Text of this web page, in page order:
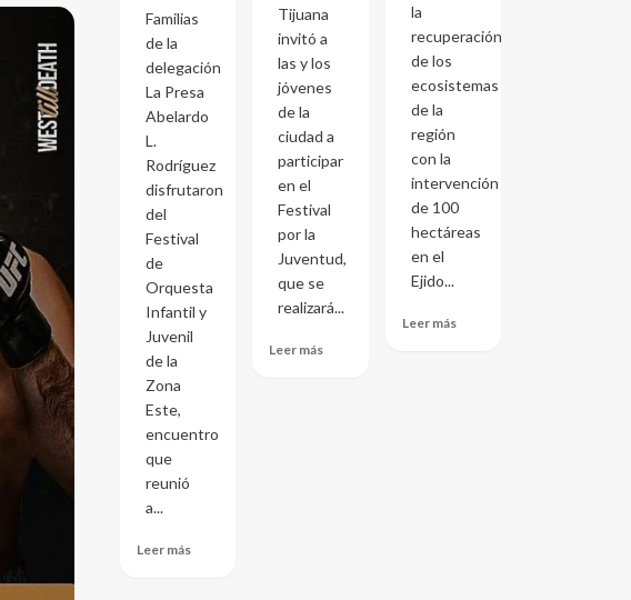
Familias
de la
delegación
La Presa
Abelardo
L.
Rodríguez
disfrutaron
del
Festival
de
Orquesta
Infantil y
Juvenil
de la
Zona
Este,
encuentro
que
reunió
a...
Leer más
Tijuana
invitó a
las y los
jóvenes
de la
ciudad a
participar
en el
Festival
por la
Juventud,
que se
realizará...
Leer más
la
recuperación
de los
ecosistemas
de la
región
con la
intervención
de 100
hectáreas
en el
Ejido...
Leer más